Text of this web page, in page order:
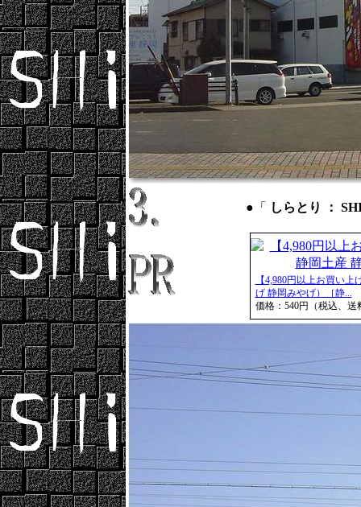
●「 しらとり ：
【4,980円以上お買い
げ 静岡みやげ）［静...
価格：540円（税込、送